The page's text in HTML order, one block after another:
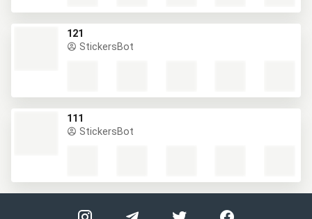
121
StickersBot
111
StickersBot